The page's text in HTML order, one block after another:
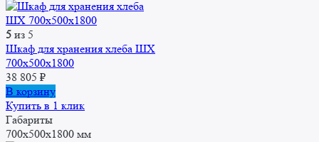
5 из 5
Шкаф для хранения хлеба ШХ
700х500х1800
38 805 ₽
В корзину
Купить в 1 клик
Габариты
700х500х1800 мм